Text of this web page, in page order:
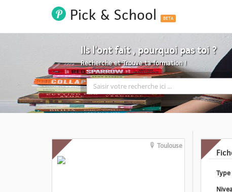
Pick & School BETA
Ils l'ont fait , pourquoi pas toi ?
Recherche et Trouve ta formation !
Toulouse